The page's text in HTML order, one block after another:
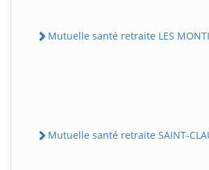
Mutuelle santé retraite LES
Mutuelle santé retraite SAINT-